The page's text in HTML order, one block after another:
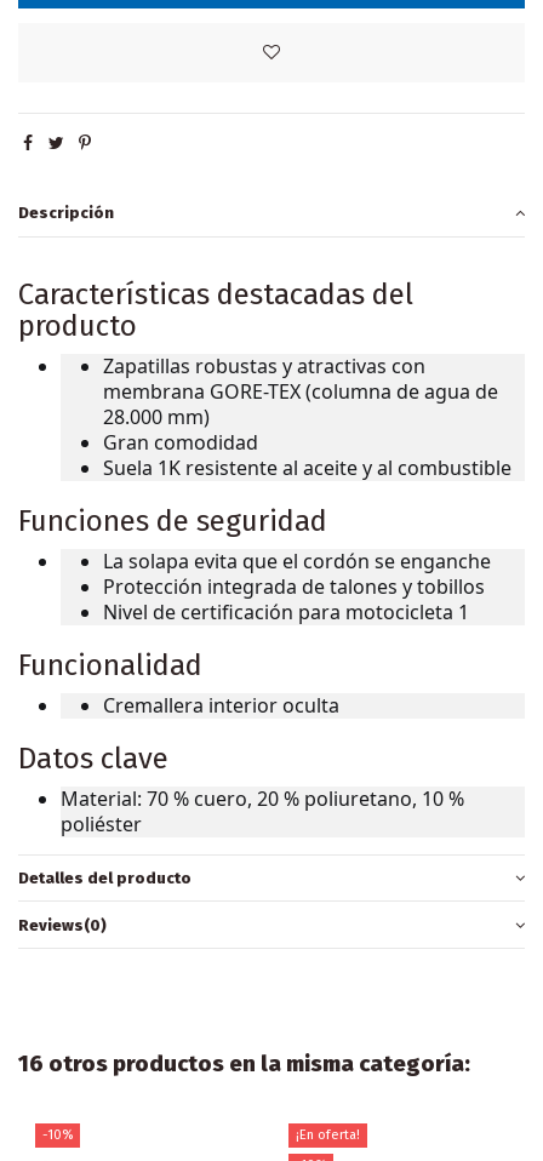
Descripción
Características destacadas del
producto
Zapatillas robustas y atractivas con
membrana GORE-TEX (columna de agua de
28.000 mm)
Gran comodidad
Suela 1K resistente al aceite y al combustible
Funciones de seguridad
La solapa evita que el cordón se enganche
Protección integrada de talones y tobillos
Nivel de certificación para motocicleta 1
Funcionalidad
Cremallera interior oculta
Datos clave
Material: 70 % cuero, 20 % poliuretano, 10 %
poliéster
Detalles del producto
Reviews(0)
16 otros productos en la misma categoría:
-10%
¡En oferta!